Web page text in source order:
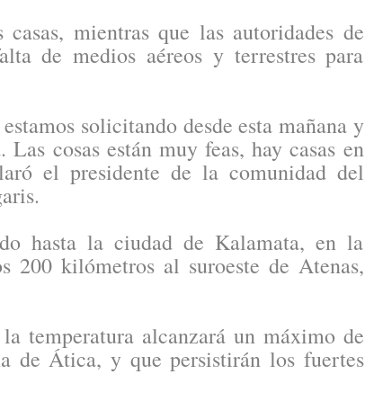
mientras que las autoridades de
de medios aéreos y terrestres para
solicitando desde esta mañana y
cosas están muy feas, hay casas en
el presidente de la comunidad del
hasta la ciudad de Kalamata, en la
200 kilómetros al suroeste de Atenas,
temperatura alcanzará un máximo de
de Ática, y que persistirán los fuertes